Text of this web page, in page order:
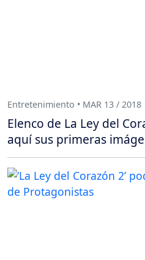
Entretenimiento • MAR 13 / 2018
Elenco de La Ley del
aquí sus primeras